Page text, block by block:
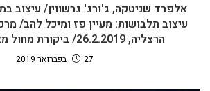
אלפרד שניטקה, ג'ורג' גרשווין/ עיצוב
עיצוב תלבושות: מעיין פז ומיכל להב/
הרצליה, 26.2.2019/ ביקורת מחול מאת רות אשל
27 בפברואר 2019